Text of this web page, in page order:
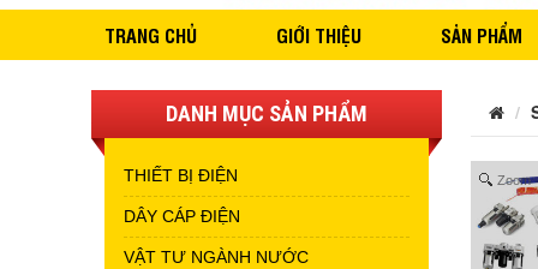
TRANG CHỦ GIỚI THIỆU SẢN PHẨM
DANH MỤC SẢN PHẨM
THIẾT BỊ ĐIỆN
DÂY CÁP ĐIỆN
VẬT TƯ NGÀNH NƯỚC
Zoom